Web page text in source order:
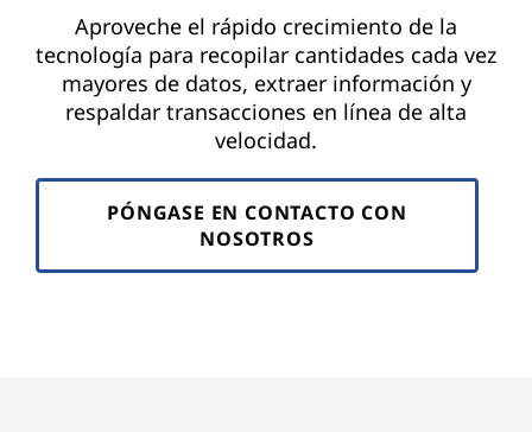
Aproveche el rápido crecimiento de la
tecnología para recopilar cantidades cada vez
mayores de datos, extraer información y
respaldar transacciones en línea de alta
velocidad.
PÓNGASE EN CONTACTO CON
NOSOTROS